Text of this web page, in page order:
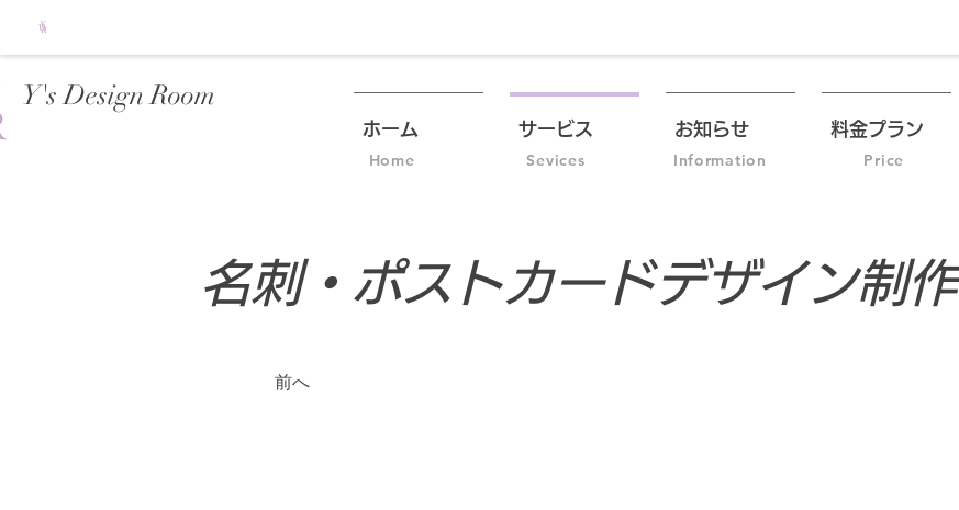
Y's Design Room
ホーム サービス お知らせ 料金プラン
Home Sevices Information Price
名刺・ポストカードデザイン制作
前へ